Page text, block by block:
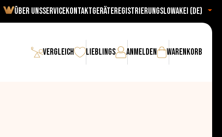
Über unsServiceKontaktGeräteregistrierungSlowakei (de)
Vergleich Lieblings Anmelden Warenkorb